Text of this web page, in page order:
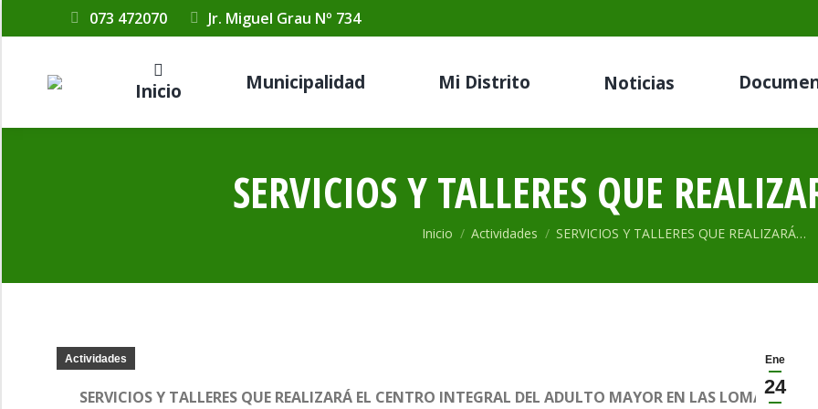
073 472070 Jr. Miguel Grau Nº 734
Inicio Municipalidad Mi Distrito Noticias
SERVICIOS Y TALLERES QUE
Estás aquí:
Inicio Actividades SERVICIOS Y TALLERES QUE REALIZARÁ…
Ene
24
Actividades
SERVICIOS Y TALLERES QUE REALIZARÁ EL CENTRO INTEGRAL DEL ADULTO MAYOR EN LAS LOMAS